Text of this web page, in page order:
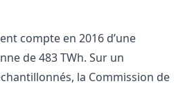
compte en 2016 d’une
de 483 TWh. Sur un
la Commission de